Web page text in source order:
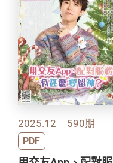
2025.12 590期
PDF